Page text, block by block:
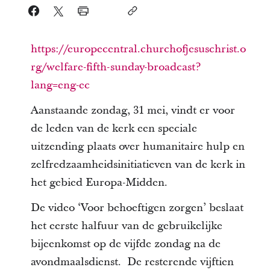
https://europecentral.churchofjesuschrist.o
rg/welfare-fifth-sunday-broadcast?
lang=eng-ec
Aanstaande zondag, 31 mei, vindt er voor
de leden van de kerk een speciale
uitzending plaats over humanitaire hulp en
zelfredzaamheidsinitiatieven van de kerk in
het gebied Europa-Midden.
De video ‘Voor behoeftigen zorgen’ beslaat
het eerste halfuur van de gebruikelijke
bijeenkomst op de vijfde zondag na de
avondmaalsdienst. De resterende vijftien